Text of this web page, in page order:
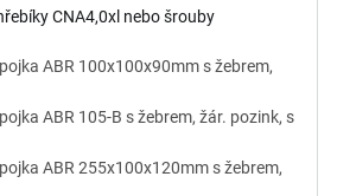
CNA4,0xl nebo šrouby
ABR 100x100x90mm s žebrem,
ABR 105-B s žebrem, žár. pozink, s
ABR 255x100x120mm s žebrem,